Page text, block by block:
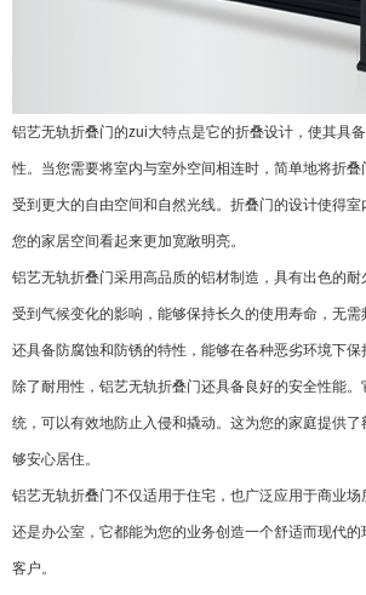
铝艺无轨折叠门的zui大特点是它的折叠设计，使其具
性。当您需要将室内与室外空间相连时，简单地将折
受到更大的自由空间和自然光线。折叠门的设计使得
您的家居空间看起来更加宽敞明亮。
铝艺无轨折叠门采用高品质的铝材制造，具有出色的
受到气候变化的影响，能够保持长久的使用寿命，无
还具备防腐蚀和防锈的特性，能够在各种恶劣环境下保
除了耐用性，铝艺无轨折叠门还具备良好的安全性能
统，可以有效地防止入侵和撬动。这为您的家庭提供
够安心居住。
铝艺无轨折叠门不仅适用于住宅，也广泛应用于商业
还是办公室，它都能为您的业务创造一个舒适而现代
客户。